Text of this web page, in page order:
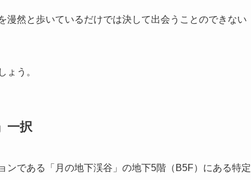
然と歩いているだけでは決して出会うことのできない
ょう。
一択
ンである「月の地下渓谷」の地下5階（B5F）にある特定